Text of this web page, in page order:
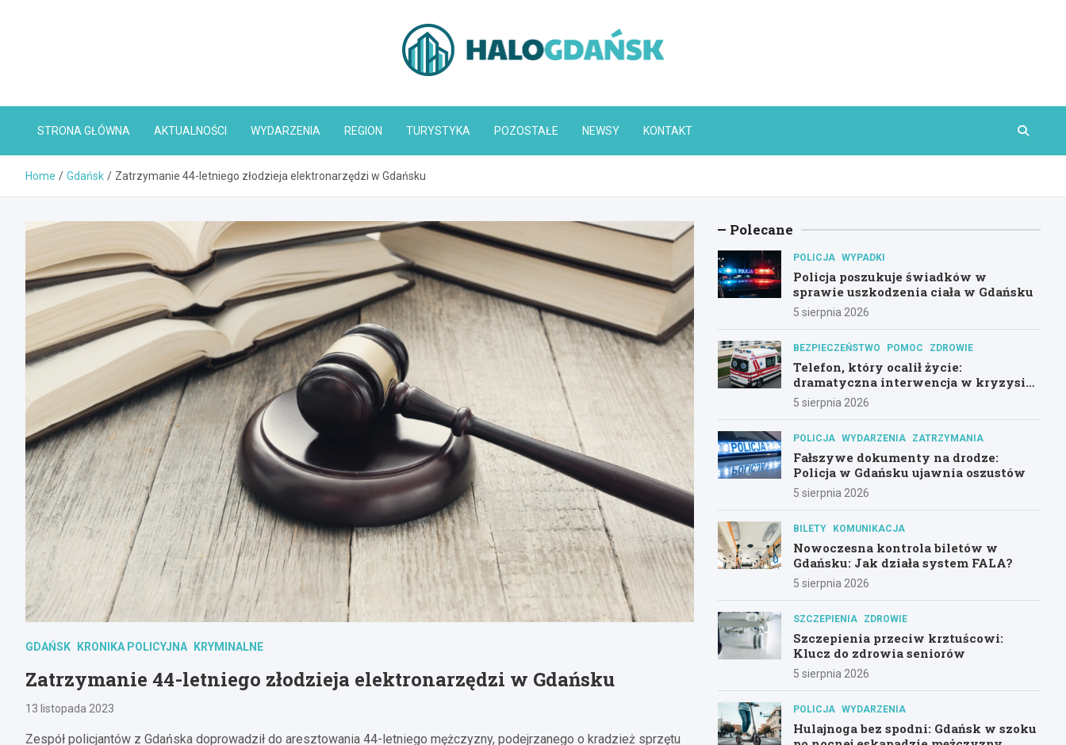
HaloGdańsk.pl
STRONA GŁÓWNA AKTUALNOŚCI WYDARZENIA REGION TURYSTYKA POZOSTAŁE NEWSY KONTAKT
Home Gdańsk Zatrzymanie 44-letniego złodzieja elektronarzędzi w Gdańsku
GDAŃSK KRONIKA POLICYJNA KRYMINALNE
Zatrzymanie 44-letniego złodzieja elektronarzędzi w Gdańsku
13 listopada 2023
Zespół policjantów z Gdańska doprowadził do aresztowania 44-letniego mężczyzny, podejrzanego o kradzież sprzętu
Polecane
POLICJA WYPADKI
Policja poszukuje świadków w
sprawie uszkodzenia ciała w Gdańsku
5 sierpnia 2026
BEZPIECZEŃSTWO POMOC ZDROWIE
Telefon, który ocalił życie:
dramatyczna interwencja w kryzysie
psychicznym
5 sierpnia 2026
POLICJA WYDARZENIA ZATRZYMANIA
Fałszywe dokumenty na drodze:
Policja w Gdańsku ujawnia oszustów
5 sierpnia 2026
BILETY KOMUNIKACJA
Nowoczesna kontrola biletów w
Gdańsku: Jak działa system FALA?
5 sierpnia 2026
SZCZEPIENIA ZDROWIE
Szczepienia przeciw krztuścowi:
Klucz do zdrowia seniorów
5 sierpnia 2026
POLICJA WYDARZENIA
Hulajnoga bez spodni: Gdańsk w szoku